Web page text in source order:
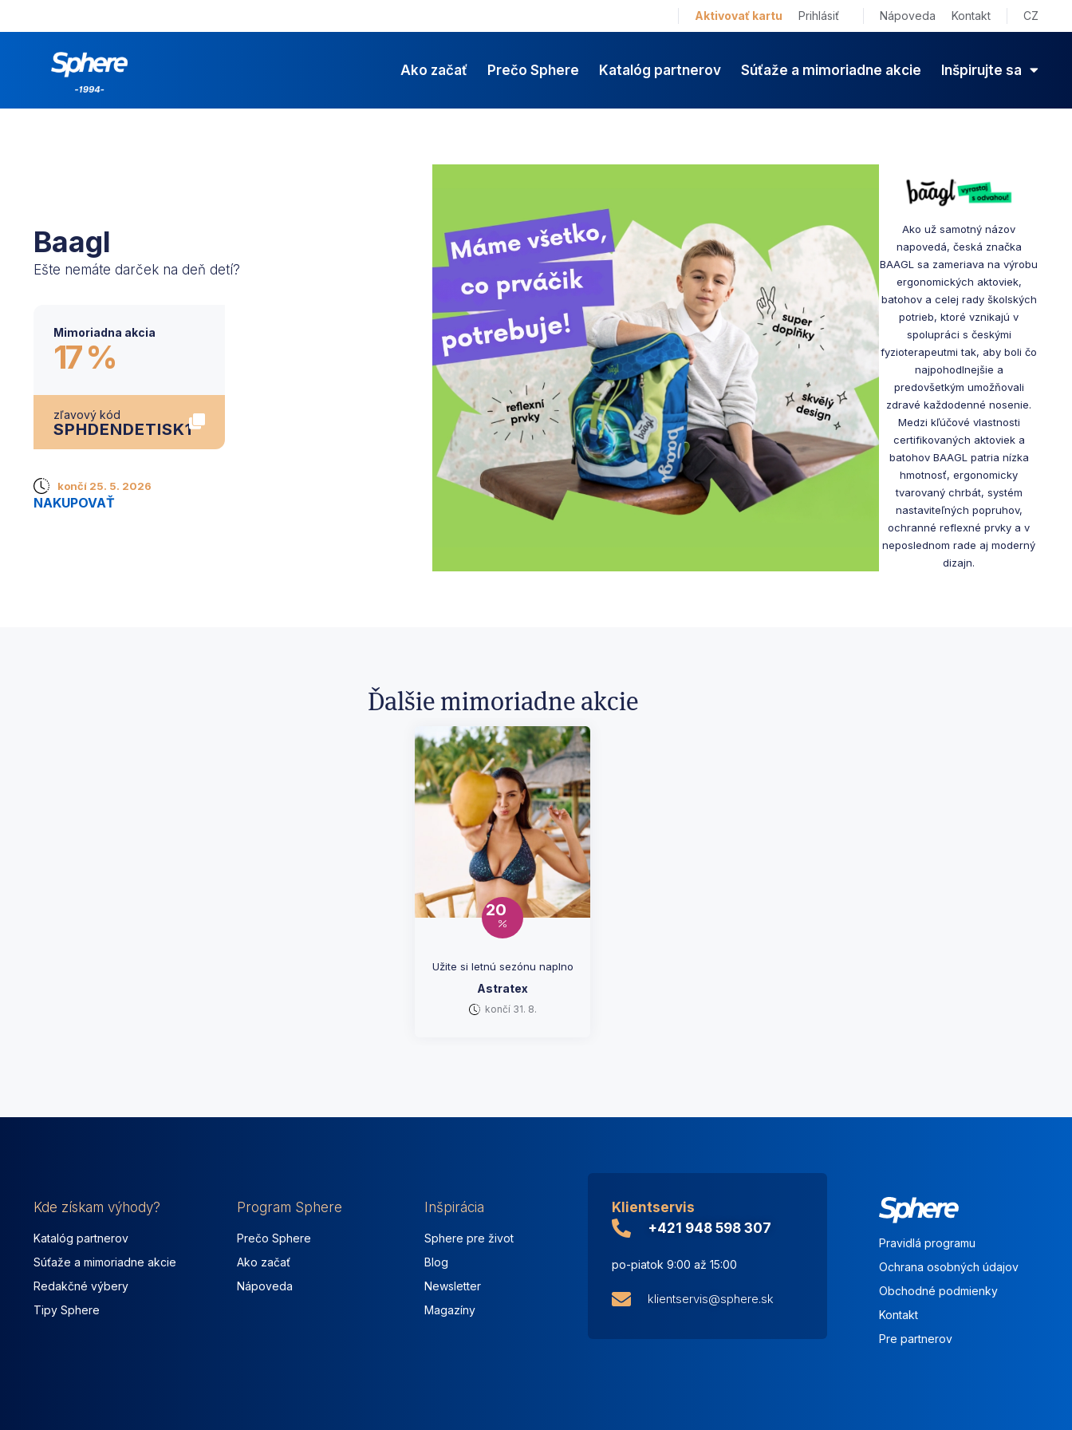
Aktivovať kartu Prihlásiť Nápoveda Kontakt CZ
Ako začať Prečo Sphere Katalóg partnerov Súťaže a mimoriadne akcie Inšpirujte sa
Baagl
Ešte nemáte darček na deň detí?
Mimoriadna akcia
17 %
zľavový kód
SPHDENDETISK1
končí 25. 5. 2026
NAKUPOVAŤ
Ako už samotný názov
napovedá, česká značka
BAAGL sa zameriava na výrobu
ergonomických aktoviek,
batohov a celej rady školských
potrieb, ktoré vznikajú v
spolupráci s českými
fyzioterapeutmi tak, aby boli čo
najpohodlnejšie a
predovšetkým umožňovali
zdravé každodenné nosenie.
Medzi kľúčové vlastnosti
certifikovaných aktoviek a
batohov BAAGL patria nízka
hmotnosť, ergonomicky
tvarovaný chrbát, systém
nastaviteľných popruhov,
ochranné reflexné prvky a v
neposlednom rade aj moderný
dizajn.
Ďalšie mimoriadne akcie
20
Užite si letnú sezónu naplno
Astratex
končí 31. 8.
Kde získam výhody?
Katalóg partnerov
Súťaže a mimoriadne akcie
Redakčné výbery
Tipy Sphere
Program Sphere
Prečo Sphere
Ako začať
Nápoveda
Inšpirácia
Sphere pre život
Blog
Newsletter
Magazíny
Klientservis
+421 948 598 307
po-piatok 9:00 až 15:00
klientservis@sphere.sk
Pravidlá programu
Ochrana osobných údajov
Obchodné podmienky
Kontakt
Pre partnerov